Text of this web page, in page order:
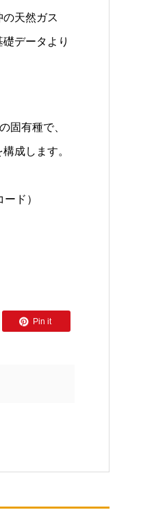
天然ガス
データより
固有種で、
成します。
ド）
Pin it